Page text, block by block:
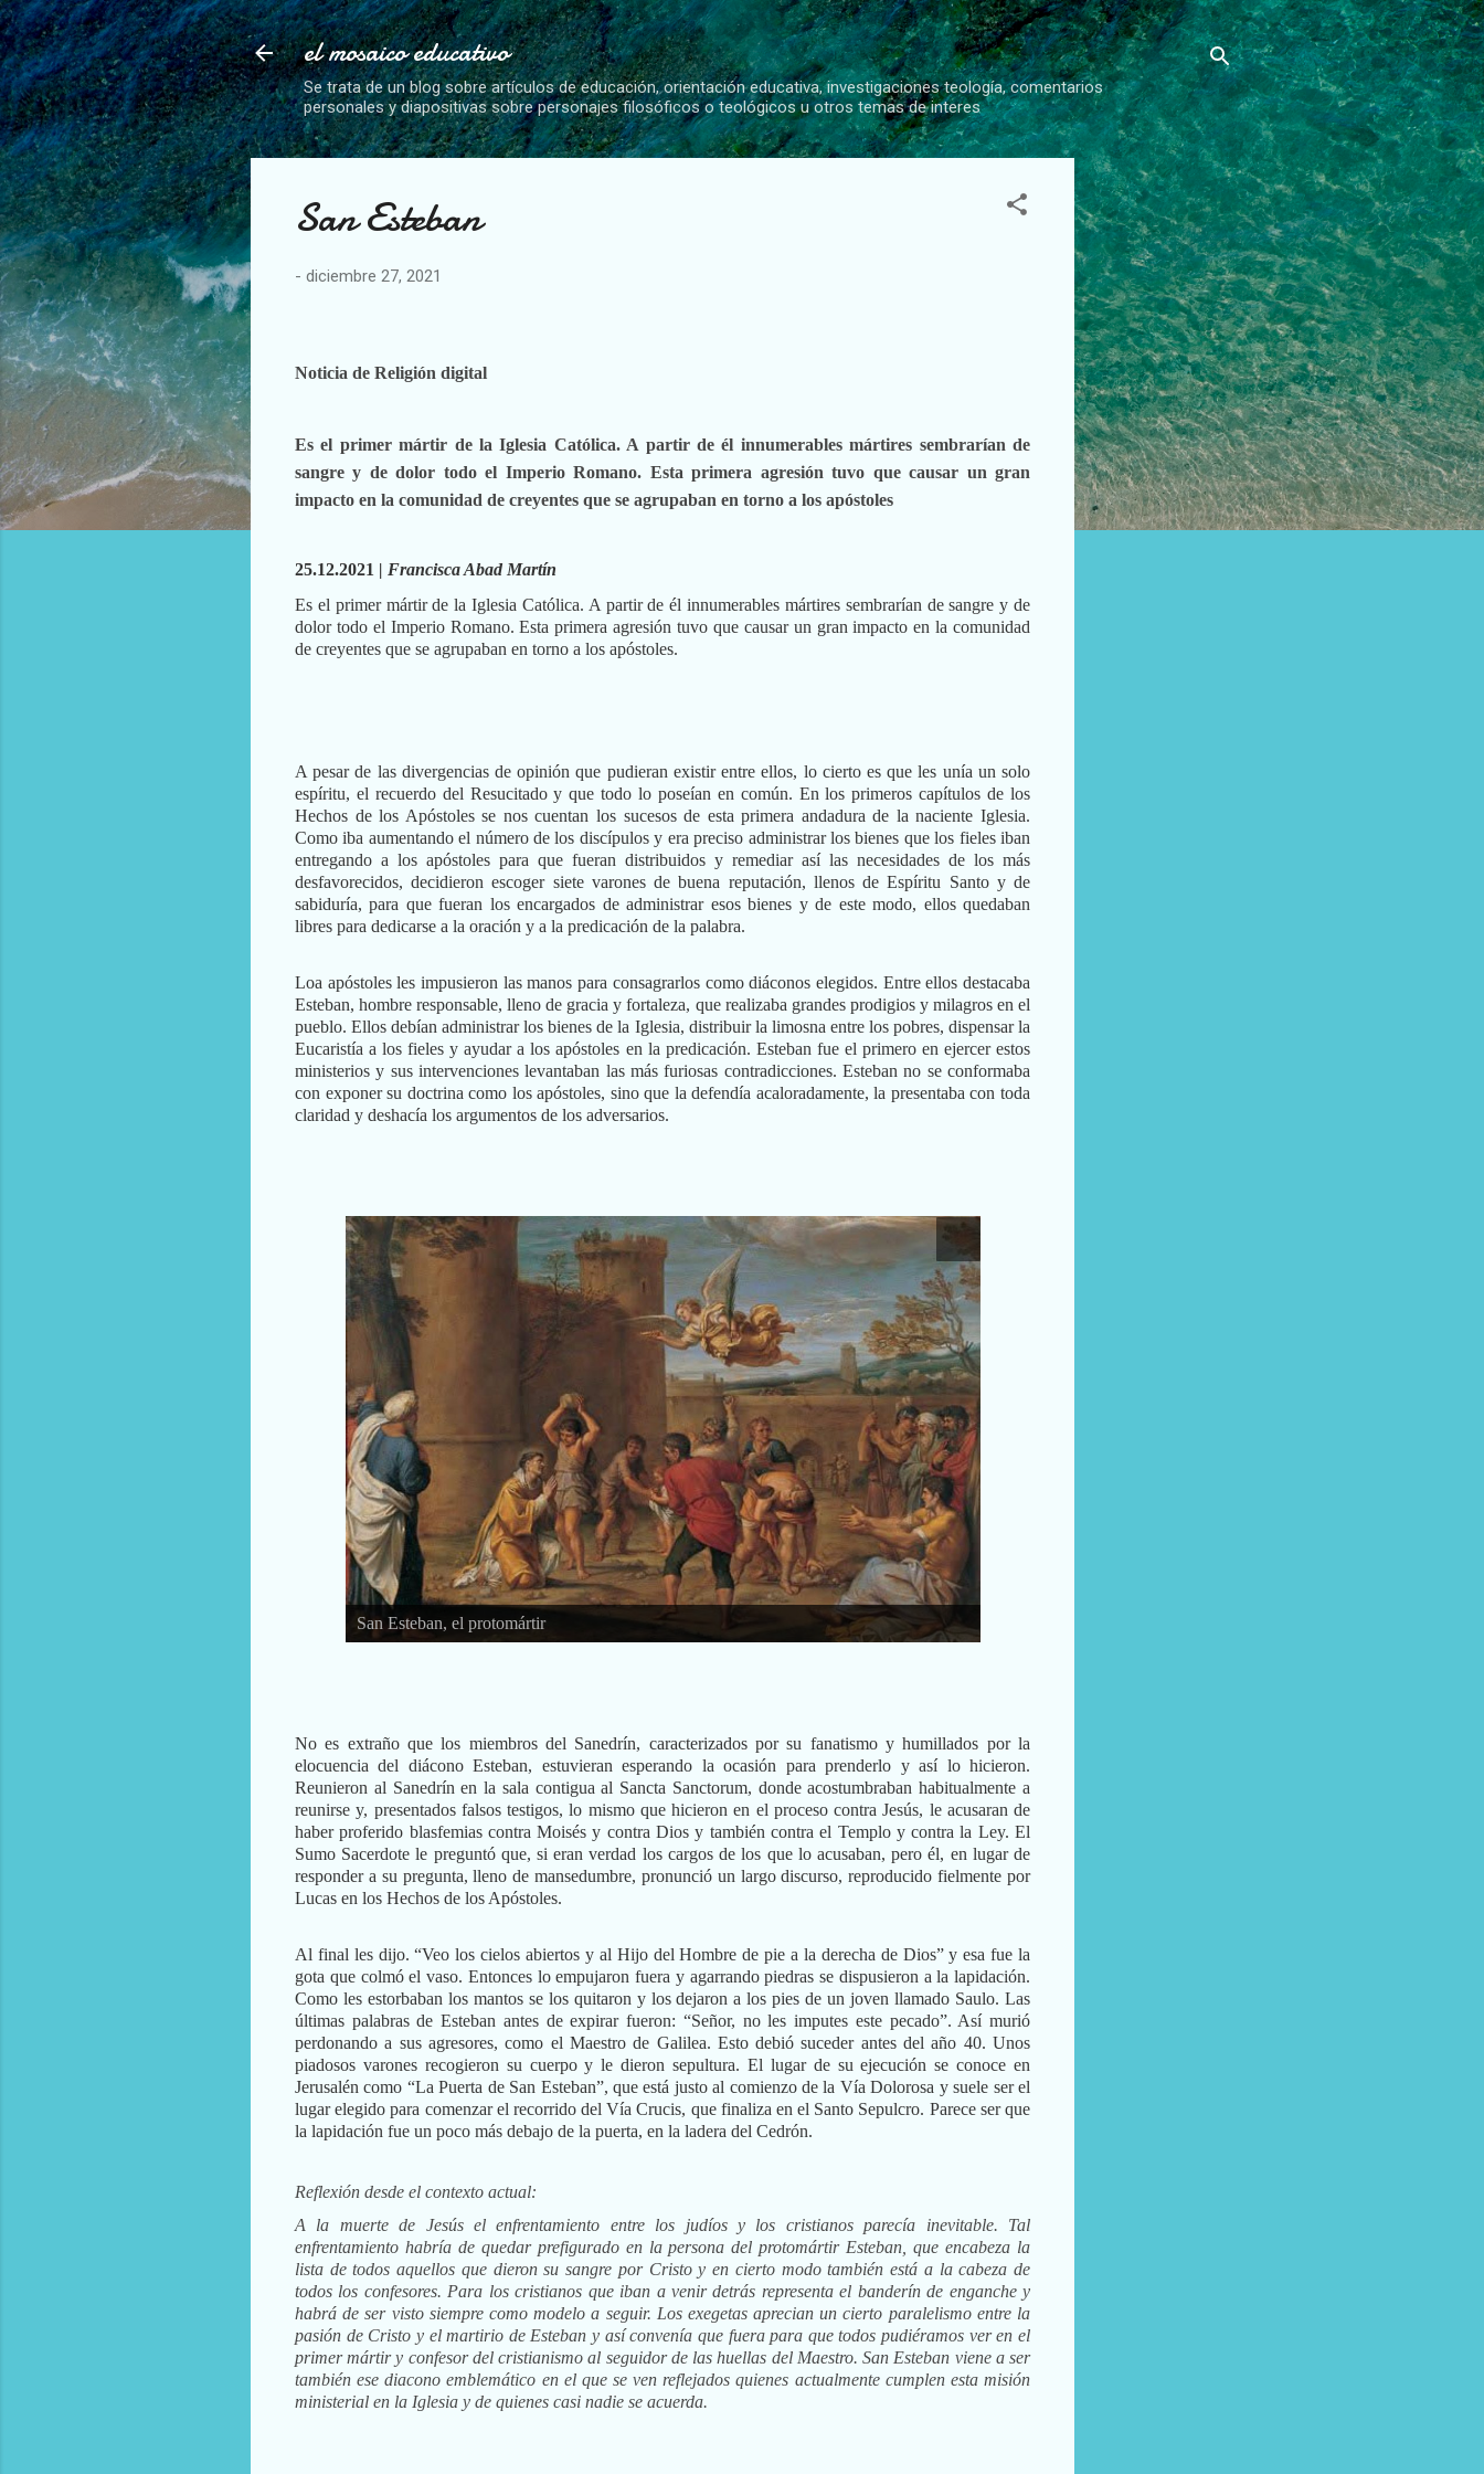
Ir al contenido principal
el mosaico educativo
Se trata de un blog sobre artículos de educación, orientación educativa, investigaciones teología, comentarios
personales y diapositivas sobre personajes filosóficos o teológicos u otros temas de interes
San Esteban
- diciembre 27, 2021
Noticia de Religión digital
Es el primer mártir de la Iglesia Católica. A partir de él innumerables mártires sembrarían de
sangre y de dolor todo el Imperio Romano. Esta primera agresión tuvo que causar un gran
impacto en la comunidad de creyentes que se agrupaban en torno a los apóstoles
25.12.2021 | Francisca Abad Martín
Es el primer mártir de la Iglesia Católica. A partir de él innumerables mártires sembrarían de sangre y de
dolor todo el Imperio Romano. Esta primera agresión tuvo que causar un gran impacto en la comunidad
de creyentes que se agrupaban en torno a los apóstoles.
A pesar de las divergencias de opinión que pudieran existir entre ellos, lo cierto es que les unía un solo
espíritu, el recuerdo del Resucitado y que todo lo poseían en común. En los primeros capítulos de los
Hechos de los Apóstoles se nos cuentan los sucesos de esta primera andadura de la naciente Iglesia.
Como iba aumentando el número de los discípulos y era preciso administrar los bienes que los fieles iban
entregando a los apóstoles para que fueran distribuidos y remediar así las necesidades de los más
desfavorecidos, decidieron escoger siete varones de buena reputación, llenos de Espíritu Santo y de
sabiduría, para que fueran los encargados de administrar esos bienes y de este modo, ellos quedaban
libres para dedicarse a la oración y a la predicación de la palabra.
Loa apóstoles les impusieron las manos para consagrarlos como diáconos elegidos. Entre ellos destacaba
Esteban, hombre responsable, lleno de gracia y fortaleza, que realizaba grandes prodigios y milagros en el
pueblo. Ellos debían administrar los bienes de la Iglesia, distribuir la limosna entre los pobres, dispensar la
Eucaristía a los fieles y ayudar a los apóstoles en la predicación. Esteban fue el primero en ejercer estos
ministerios y sus intervenciones levantaban las más furiosas contradicciones. Esteban no se conformaba
con exponer su doctrina como los apóstoles, sino que la defendía acaloradamente, la presentaba con toda
claridad y deshacía los argumentos de los adversarios.
San Esteban, el protomártir
No es extraño que los miembros del Sanedrín, caracterizados por su fanatismo y humillados por la
elocuencia del diácono Esteban, estuvieran esperando la ocasión para prenderlo y así lo hicieron.
Reunieron al Sanedrín en la sala contigua al Sancta Sanctorum, donde acostumbraban habitualmente a
reunirse y, presentados falsos testigos, lo mismo que hicieron en el proceso contra Jesús, le acusaran de
haber proferido blasfemias contra Moisés y contra Dios y también contra el Templo y contra la Ley. El
Sumo Sacerdote le preguntó que, si eran verdad los cargos de los que lo acusaban, pero él, en lugar de
responder a su pregunta, lleno de mansedumbre, pronunció un largo discurso, reproducido fielmente por
Lucas en los Hechos de los Apóstoles.
Al final les dijo. “Veo los cielos abiertos y al Hijo del Hombre de pie a la derecha de Dios” y esa fue la
gota que colmó el vaso. Entonces lo empujaron fuera y agarrando piedras se dispusieron a la lapidación.
Como les estorbaban los mantos se los quitaron y los dejaron a los pies de un joven llamado Saulo. Las
últimas palabras de Esteban antes de expirar fueron: “Señor, no les imputes este pecado”. Así murió
perdonando a sus agresores, como el Maestro de Galilea. Esto debió suceder antes del año 40. Unos
piadosos varones recogieron su cuerpo y le dieron sepultura. El lugar de su ejecución se conoce en
Jerusalén como “La Puerta de San Esteban”, que está justo al comienzo de la Vía Dolorosa y suele ser el
lugar elegido para comenzar el recorrido del Vía Crucis, que finaliza en el Santo Sepulcro. Parece ser que
la lapidación fue un poco más debajo de la puerta, en la ladera del Cedrón.
Reflexión desde el contexto actual:
A la muerte de Jesús el enfrentamiento entre los judíos y los cristianos parecía inevitable. Tal
enfrentamiento habría de quedar prefigurado en la persona del protomártir Esteban, que encabeza la
lista de todos aquellos que dieron su sangre por Cristo y en cierto modo también está a la cabeza de
todos los confesores. Para los cristianos que iban a venir detrás representa el banderín de enganche y
habrá de ser visto siempre como modelo a seguir. Los exegetas aprecian un cierto paralelismo entre la
pasión de Cristo y el martirio de Esteban y así convenía que fuera para que todos pudiéramos ver en el
primer mártir y confesor del cristianismo al seguidor de las huellas del Maestro. San Esteban viene a ser
también ese diacono emblemático en el que se ven reflejados quienes actualmente cumplen esta misión
ministerial en la Iglesia y de quienes casi nadie se acuerda.